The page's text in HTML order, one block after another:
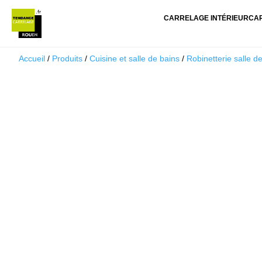
CARRELAGE INTÉRIEUR
Accueil / Produits / Cuisine et salle de bains / Robinetterie salle